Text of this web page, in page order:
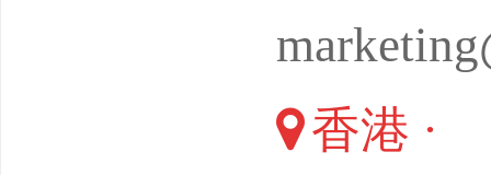
展示、
遊資訊
獨家奢
香港 ·